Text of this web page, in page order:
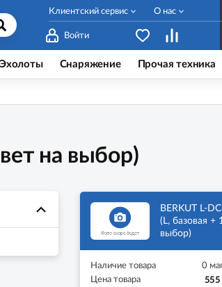
Войти
Клиентский сервис О нас
Эхолоты Снаряжение Прочая техника
на выбор)
BERKUT L-
(L, базовая +
выбор)
Наличие товара
0
Цена товара